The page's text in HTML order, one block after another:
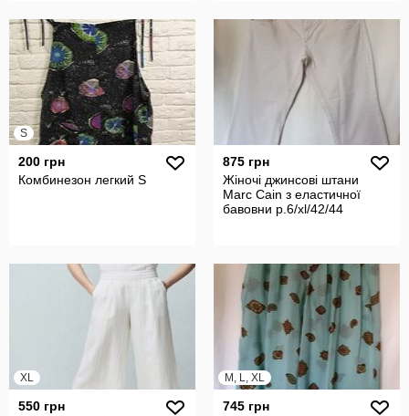
S
200 грн
Комбинезон легкий S
875 грн
Жіночі джинсові штани
Marc Cain з еластичної
бавовни р.6/xl/42/44
XL
550 грн
M, L, XL
745 грн